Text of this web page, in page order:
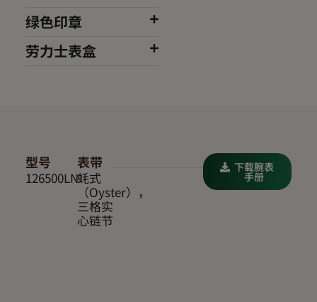
绿色印章
劳力士表盒
型号
126500LN
表带
蚝式
（Oyster），
三格实
心链节
下载腕表
手册